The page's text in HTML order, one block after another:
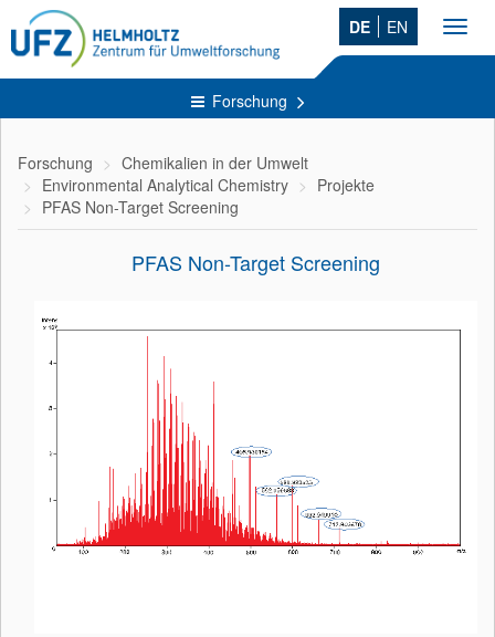
DE EN
Forschung
Forschung
Chemikalien in der Umwelt
Environmental Analytical Chemistry
Projekte
PFAS Non-Target Screening
PFAS Non-Target Screening